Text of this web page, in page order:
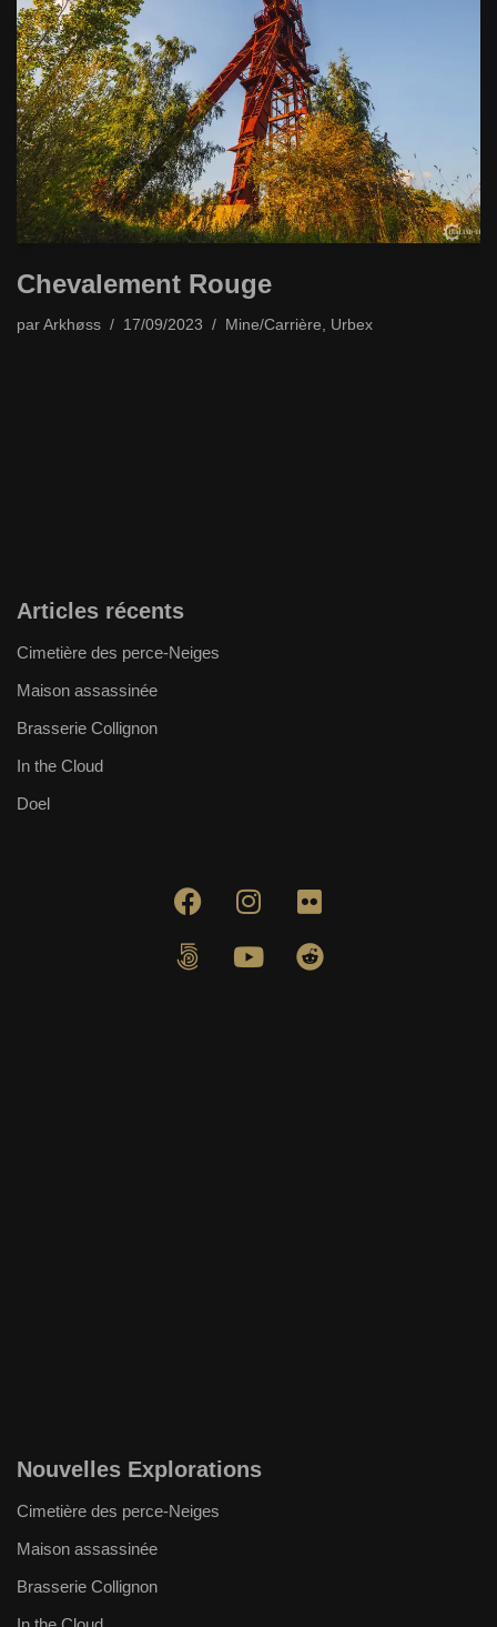
Chevalement Rouge
par Arkhøss 17/09/2023 Mine/Carrière, Urbex
Articles récents
Cimetière des perce-Neiges
Maison assassinée
Brasserie Collignon
In the Cloud
Doel
Nouvelles Explorations
Cimetière des perce-Neiges
Maison assassinée
Brasserie Collignon